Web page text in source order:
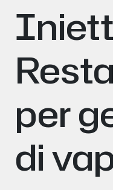
per
di